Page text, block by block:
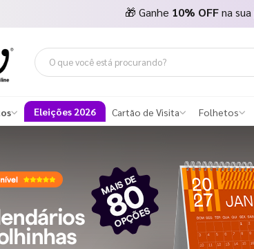
🎁 Ganhe 10% OFFna sua
Eleições 2026 Cartão de Visita Folhetos